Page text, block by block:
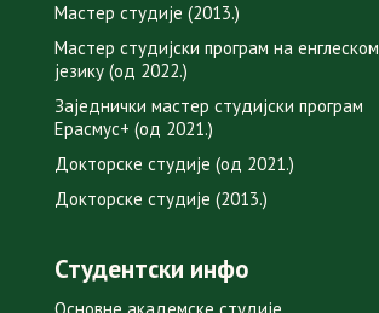
Мастер студије (2013.)
Мастер студијски програм на енглеском
језику (од 2022.)
Заједнички мастер студијски програм
Ерасмус+ (од 2021.)
Докторске студије (од 2021.)
Докторске студије (2013.)
Студентски инфо